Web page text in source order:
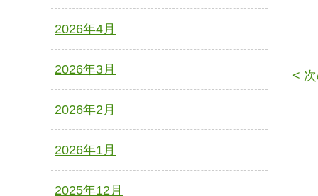
<
2026年4月
2026年3月
2026年2月
2026年1月
2025年12月